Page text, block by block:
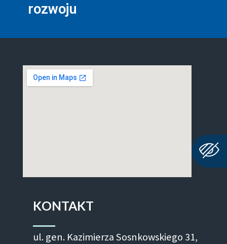
rozwoju
KONTAKT
ul. gen. Kazimierza Sosnkowskiego 31,